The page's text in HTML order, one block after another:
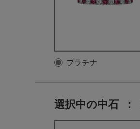
プラチナ
選択中の中石 ：